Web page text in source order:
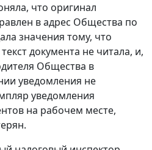
что оригинал
в адрес Общества по
значения тому, что
документа не читала, и,
Общества в
уведомления не
уведомления
на рабочем месте,